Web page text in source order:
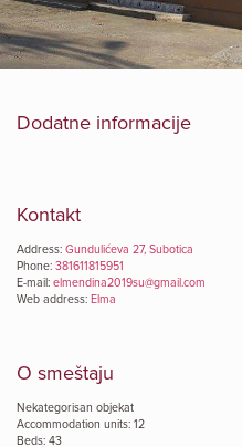
Dodatne informacije
Kontakt
Address: Gundulićeva 27, Subotica
Phone: 381611815951
E-mail: elmendina2019su@gmail.com
Web address: Elma
O smeštaju
Nekategorisan objekat
Accommodation units: 12
Beds: 43